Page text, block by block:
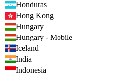
Honduras
Hong Kong
Hungary
Hungary - Mobile
Iceland
India
Indonesia